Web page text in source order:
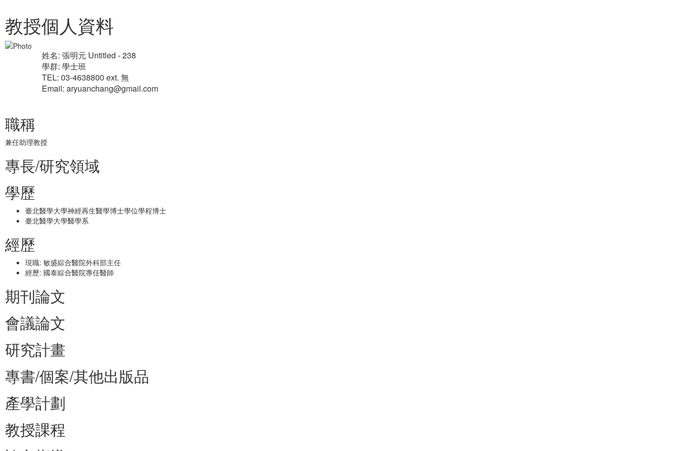
教授個人資料
姓名: 張明元 Untitled - 238
學群: 學士班
TEL: 03-4638800 ext. 無
Email: aryuanchang@gmail.com
職稱
兼任助理教授
專長/研究領域
學歷
臺北醫學大學神經再生醫學博士學位學程博士
臺北醫學大學醫學系
經歷
現職: 敏盛綜合醫院外科部主任
經歷: 國泰綜合醫院專任醫師
期刊論文
會議論文
研究計畫
專書/個案/其他出版品
產學計劃
教授課程